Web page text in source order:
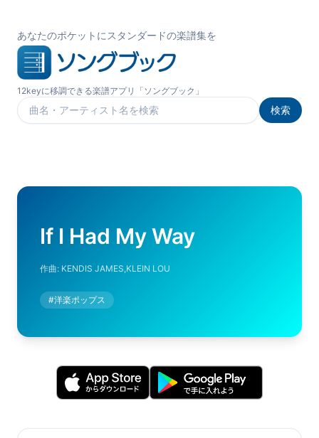
あなたのポケットにスタンダードの楽譜集を
12keyに移調できる楽譜アプリ「ソングブック」
楽曲を検索
検索
If I Had My Way
作曲: KENDIS JAMES,KLEIN LOU
#洋楽ポップス